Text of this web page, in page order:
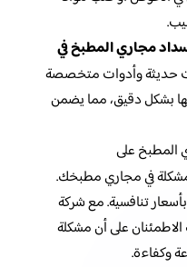
مجاري المطبخ في
حديثة وأدوات متخصصة
بشكل دقيق، مما يضمن
المطبخ على
في مجاري مطبخك.
تنافسية. مع شركة
على أن مشكلة
وكفاءة.